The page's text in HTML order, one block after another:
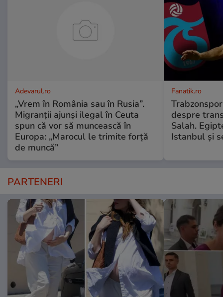
Adevarul.ro
„Vrem în România sau în Rusia”.
Migranții ajunși ilegal în Ceuta
spun că vor să muncească în
Europa: „Marocul le trimite forță
de muncă”
Fanatik.ro
despre
Salah.
Istanbul și
PARTENERI